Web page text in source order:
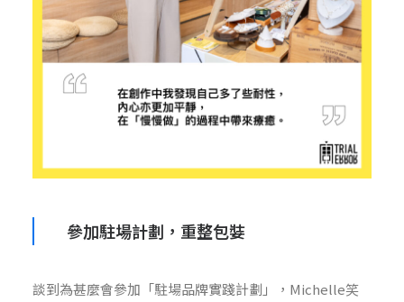
參加駐場計劃，重整包娤
談到為甚麼會參加「駐場品牌實踐計劃」，Michelle笑